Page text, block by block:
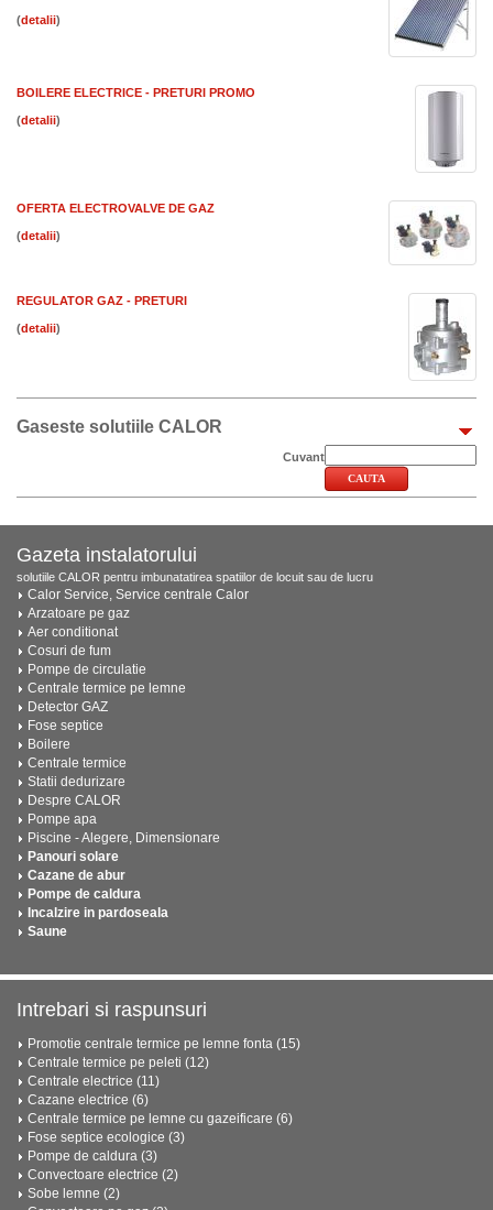
( )
BOILERE ELECTRICE - PRETURI PROMO
( )
OFERTA ELECTROVALVE DE GAZ
( )
REGULATOR GAZ - PRETURI
( )
Gaseste solutiile CALOR
Cuvant
Gazeta instalatorului
solutiile CALOR pentru imbunatatirea spatiilor de locuit sau de lucru
Calor Service, Service centrale Calor
Arzatoare pe gaz
Aer conditionat
Cosuri de fum
Pompe de circulatie
Centrale termice pe lemne
Detector GAZ
Fose septice
Boilere
Centrale termice
Statii dedurizare
Despre CALOR
Pompe apa
Piscine - Alegere, Dimensionare
Panouri solare
Cazane de abur
Pompe de caldura
Incalzire in pardoseala
Saune
Intrebari si raspunsuri
Promotie centrale termice pe lemne fonta (15)
Centrale termice pe peleti (12)
Centrale electrice (11)
Cazane electrice (6)
Centrale termice pe lemne cu gazeificare (6)
Fose septice ecologice (3)
Pompe de caldura (3)
Convectoare electrice (2)
Sobe lemne (2)